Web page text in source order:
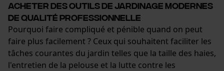
Acheter des outils de jardinage modernes
de qualité professionnelle
Pourquoi faire compliqué et pénible quand on peut
faire plus facilement ? Ceux qui souhaitent faciliter les
tâches courantes du jardin telles que la taille des haies,
l'entretien de la pelouse et la lutte contre les